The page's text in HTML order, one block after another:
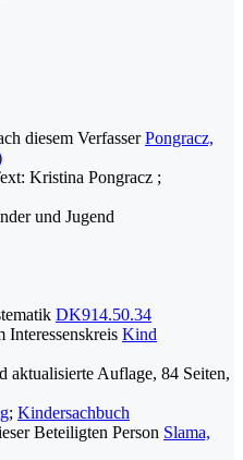
diesem Verfasser Pongracz,
Kristina Pongracz ;
und Jugend
DK914.50.34
Interessenskreis Kind
aktualisierte Auflage, 84 Seiten,
; Kindersachbuch
Beteiligten Person Slama,